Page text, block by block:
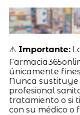
⚠️ Importante:
únicamente
Nunca sustituye
profesional
tratamiento o si
con su médico o